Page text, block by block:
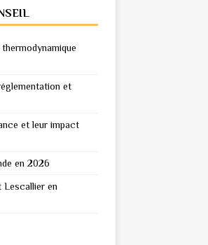
et
et leur impact
en 2026
Lescallier en